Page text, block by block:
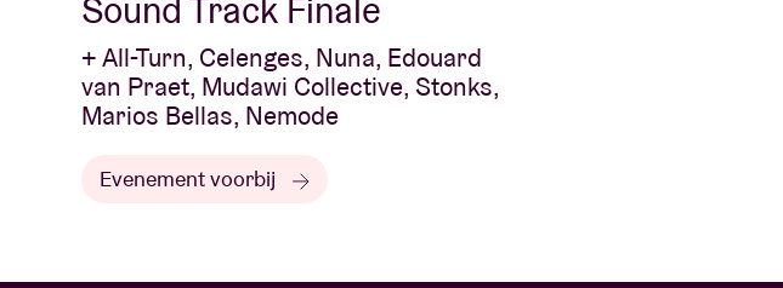
Sound Track Finale
+ All-Turn, Celenges, Nuna, Edouard
van Praet, Mudawi Collective, Stonks,
Marios Bellas, Nemode
Evenement voorbij